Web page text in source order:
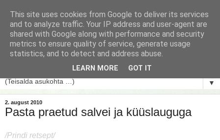
▼
2. august 2010
Pasta praetud salvei ja küüslauguga
/Prindi retsept/
This site uses cookies from Google to deliver its services
and to analyze traffic. Your IP address and user-agent are
shared with Google along with performance and security
metrics to ensure quality of service, generate usage
statistics, and to detect and address abuse.
LEARN MORE GOT IT